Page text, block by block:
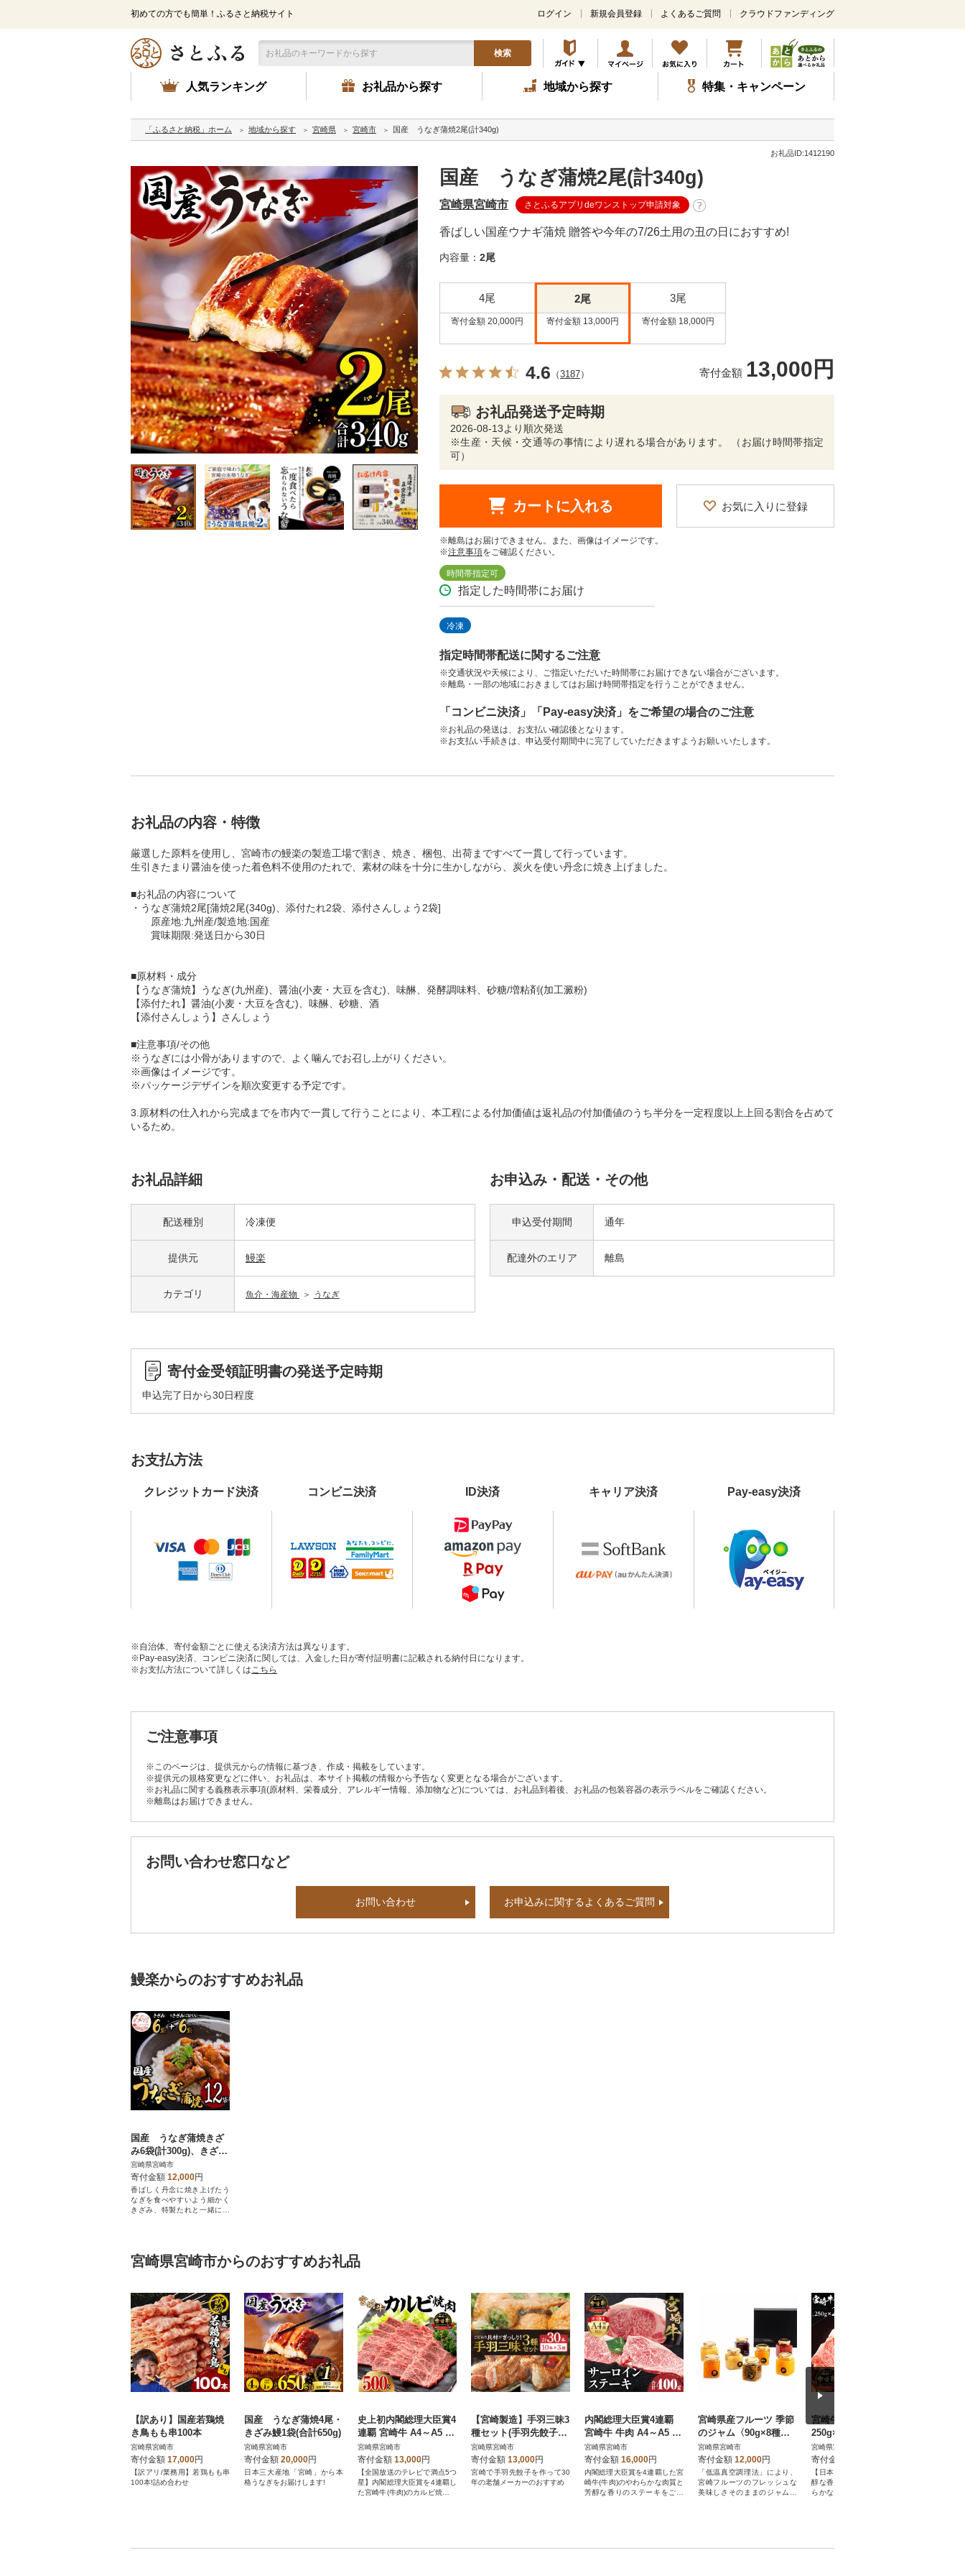
初めての方でも簡単！ふるさと納税サイト
メ
ン
コ
ン
テ
ツ
ッ
ログイン 新規会員登録 よくあるご質問 クラウドファンディング
検索
人気ランキング お礼品から探す 地域から探す 特集・キャンペーン
「ふるさと納税」ホーム 地域から探す 宮崎県 宮崎市 国産 うなぎ蒲焼2尾(計340g)
お礼品ID:1412190
国産 うなぎ蒲焼2尾(計340g)
宮崎県宮崎市 さとふるアプリdeワンストップ申請対象
香ばしい国産ウナギ蒲焼 贈答や今年の7/26土用の丑の日におすすめ!
内容量： 2尾
4尾
寄付金額 20,000円
2尾
寄付金額 13,000円
3尾
寄付金額 18,000円
4.6 （3187） 寄付金額 13,000円
お礼品発送予定時期
2026-08-13より順次発送
※生産・天候・交通等の事情により遅れる場合があります。 （お届け時間帯指定
可）
カートに入れる お気に入りに登録
※離島はお届けできません。また、画像はイメージです。
※注意事項をご確認ください。
時間帯指定可
指定した時間帯にお届け
冷凍
指定時間帯配送に関するご注意
※交通状況や天候により、ご指定いただいた時間帯にお届けできない場合がございます。
※離島・一部の地域におきましてはお届け時間帯指定を行うことができません。
「コンビニ決済」「Pay-easy決済」をご希望の場合のご注意
※お礼品の発送は、お支払い確認後となります。
※お支払い手続きは、申込受付期間中に完了していただきますようお願いいたします。
お礼品の内容・特徴
厳選した原料を使用し、宮崎市の鰻楽の製造工場で割き、焼き、梱包、出荷まですべて一貫して行っています。
生引きたまり醤油を使った着色料不使用のたれで、素材の味を十分に生かしながら、炭火を使い丹念に焼き上げました。
■お礼品の内容について
・うなぎ蒲焼2尾[蒲焼2尾(340g)、添付たれ2袋、添付さんしょう2袋]
原産地:九州産/製造地:国産
賞味期限:発送日から30日
■原材料・成分
【うなぎ蒲焼】うなぎ(九州産)、醤油(小麦・大豆を含む)、味醂、発酵調味料、砂糖/増粘剤(加工澱粉)
【添付たれ】醤油(小麦・大豆を含む)、味醂、砂糖、酒
【添付さんしょう】さんしょう
■注意事項/その他
※うなぎには小骨がありますので、よく噛んでお召し上がりください。
※画像はイメージです。
※パッケージデザインを順次変更する予定です。
3.原材料の仕入れから完成までを市内で一貫して行うことにより、本工程による付加価値は返礼品の付加価値のうち半分を一定程度以上上回る割合を占めて
いるため。
お礼品詳細
配送種別 冷凍便
提供元 鰻楽
カテゴリ 魚介・海産物 うなぎ
お申込み・配送・その他
申込受付期間 通年
配達外のエリア 離島
寄付金受領証明書の発送予定時期
申込完了日から30日程度
お支払方法
クレジットカード決済 コンビニ決済 ID決済 キャリア決済 Pay-easy決済
※自治体、寄付金額ごとに使える決済方法は異なります。
※Pay-easy決済、コンビニ決済に関しては、入金した日が寄付証明書に記載される納付日になります。
※お支払方法について詳しくはこちら
ご注意事項
※このページは、提供元からの情報に基づき、作成・掲載をしています。
※提供元の規格変更などに伴い、お礼品は、本サイト掲載の情報から予告なく変更となる場合がございます。
※お礼品に関する義務表示事項(原材料、栄養成分、アレルギー情報、添加物など)については、お礼品到着後、お礼品の包装容器の表示ラベルをご確認ください。
※離島はお届けできません。
お問い合わせ窓口など
お問い合わせ お申込みに関するよくあるご質問
鰻楽からのおすすめお礼品
国産 うなぎ蒲焼きざ
み6袋(計300g)、きざみ
(ごぼう入)6袋(計300g)
合計600g
宮崎県宮崎市
寄付金額 12,000円
香ばしく丹念に焼き上げたう
なぎを食べやすいよう細かく
きざみ、特製たれと一緒に真
宮崎県宮崎市からのおすすめお礼品
【訳あり】国産若鶏焼
き鳥もも串100本
宮崎県宮崎市
寄付金額 17,000円
【訳アリ/業務用】若鶏もも串
100本!詰め合わせ
国産 うなぎ蒲焼4尾・
きざみ鰻1袋(合計650g)
宮崎県宮崎市
寄付金額 20,000円
日本三大産地「宮崎」から本
格うなぎをお届けします!
史上初内閣総理大臣賞4
連覇 宮崎牛 A4～A5 黒
毛和牛 牛肉 カルビ 焼
肉 バーベキュー 500g
宮崎県宮崎市
寄付金額 13,000円
【全国放送のテレビで満点5つ
星】内閣総理大臣賞を4連覇し
た宮崎牛(牛肉)のカルビ焼肉用
【宮崎製造】手羽三昧3
種セット(手羽先餃子・
手羽先明太・手羽先チ
ーズ、各10本入り)
宮崎県宮崎市
寄付金額 13,000円
宮崎で手羽先餃子を作って30
年の老舗メーカーのおすすめ
内閣総理大臣賞4連覇
宮崎牛 牛肉 A4～A5 黒
毛和牛 サーロインステ
ーキ用 400g(2枚入り)
宮崎県宮崎市
寄付金額 16,000円
内閣総理大臣賞を4連覇した宮
崎牛(牛肉)のやわらかな肉質と
芳醇な香りのステーキをご堪
宮崎県産フルーツ 季節
のジャム〈90g×8種セ
ット〉
宮崎県宮崎市
寄付金額 12,000円
「低温真空調理法」により、
宮崎フルーツのフレッシュな
美味しさそのままのジャムが
宮崎牛ロースステーキ
250g×2枚 計500g
宮崎県宮崎市
寄付金額
【日本が誇る和牛肉】甘く芳
醇な香り、柔らかな食感と滑
らかな舌触り、濃厚なうまみ